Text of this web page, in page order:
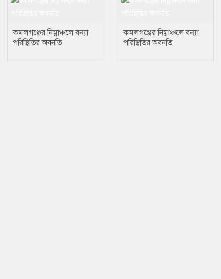
কমলগঞ্জের নিম্নাঞ্চলে বন্যা
পরিস্থিতির অবনতি
কমলগঞ্জের নিম্নাঞ্চলে বন্যা
পরিস্থিতির অবনতি